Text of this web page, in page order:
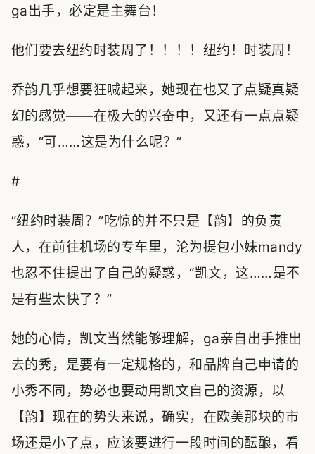
ga出手，必定是主舞台！
他们要去纽约时装周了！！！！纽约！时装周！
乔韵几乎想要狂喊起来，她现在也又了点疑真疑
幻的感觉——在极大的兴奋中，又还有一点点疑
惑，“可……这是为什么呢？”
#
“纽约时装周？”吃惊的并不只是【韵】的负责
人，在前往机场的专车里，沦为提包小妹mandy
也忍不住提出了自己的疑惑，“凯文，这……是不
是有些太快了？”
她的心情，凯文当然能够理解，ga亲自出手推出
去的秀，是要有一定规格的，和品牌自己申请的
小秀不同，势必也要动用凯文自己的资源，以
【韵】现在的势头来说，确实，在欧美那块的市
场还是小了点，应该要进行一段时间的酝酿，看